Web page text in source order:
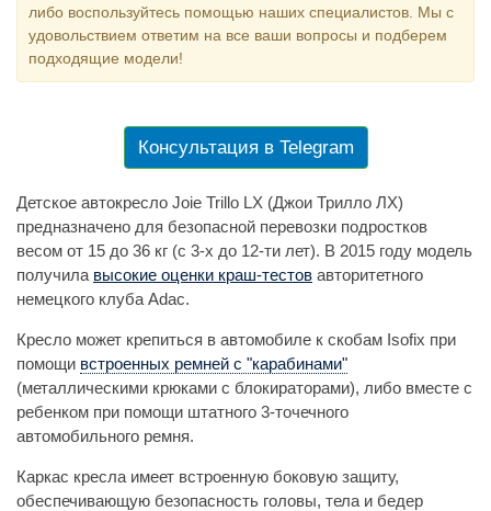
либо воспользуйтесь помощью наших специалистов. Мы с
удовольствием ответим на все ваши вопросы и подберем
подходящие модели!
Консультация в Telegram
Детское автокресло Joie Trillo LX (Джои Трилло ЛХ)
предназначено для безопасной перевозки подростков
весом от 15 до 36 кг (с 3-х до 12-ти лет). В 2015 году модель
получила высокие оценки краш-тестов авторитетного
немецкого клуба Adac.
Кресло может крепиться в автомобиле к скобам Isofix при
помощи встроенных ремней с "карабинами"
(металлическими крюками с блокираторами), либо вместе с
ребенком при помощи штатного 3-точечного
автомобильного ремня.
Каркас кресла имеет встроенную боковую защиту,
обеспечивающую безопасность головы, тела и бедер